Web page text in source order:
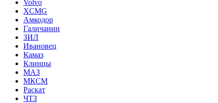
Volvo
XCMG
Амкодор
Галичанин
ЗИЛ
Ивановец
Камаз
Клинцы
МАЗ
МКСМ
Раскат
ЧТЗ